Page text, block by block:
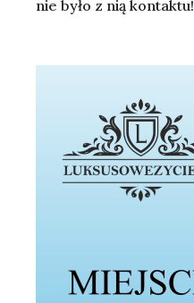
nie było z nią kontaktu!